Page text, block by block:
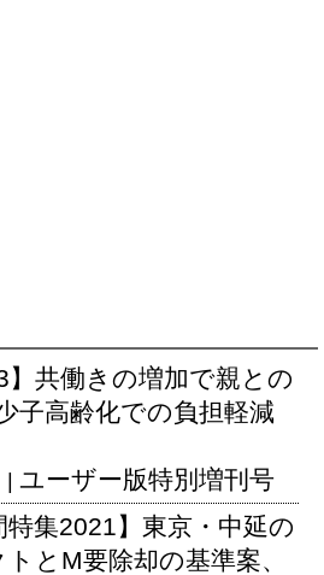
】共働きの増加で親との
子高齢化での負担軽減
| ユーザー版特別増刊号
特集2021】東京・中延の
とM要除却の基準案、